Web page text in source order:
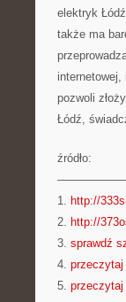
elektryk
także ma
pozwoli
Łódź,
źródło:
1. http://
2. http://
3. sprawdź
4. przeczytaj
5. przeczytaj